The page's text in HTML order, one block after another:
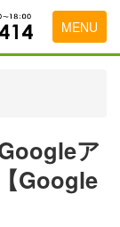
MENU
ア
Google